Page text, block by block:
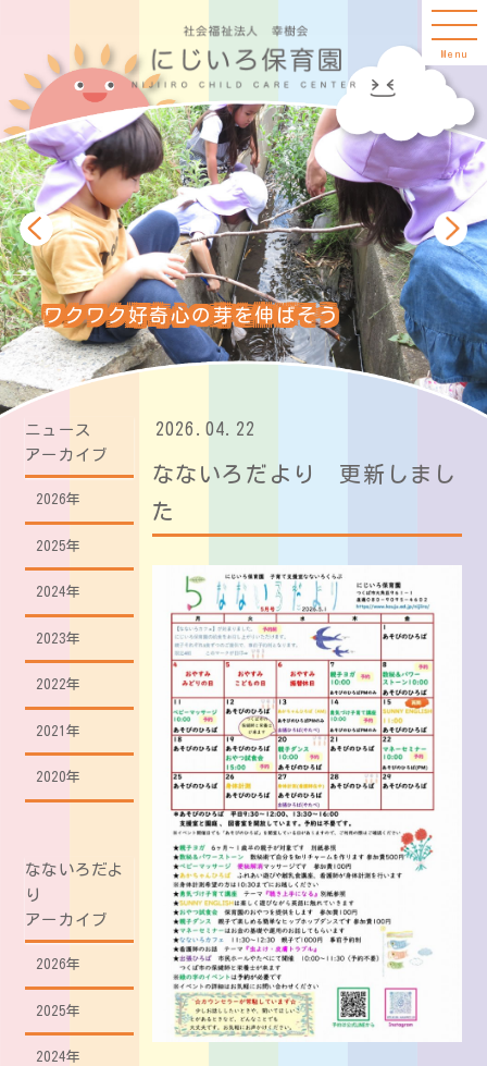
ワクワク好奇心の芽を伸ばそう
2026.04.22
なないろだより 更新しまし
た
ニュース
アーカイブ
2026年
2025年
2024年
2023年
2022年
2021年
2020年
なないろだよ
り
アーカイブ
2026年
2025年
2024年
Menu